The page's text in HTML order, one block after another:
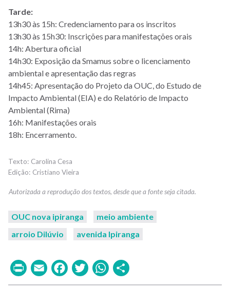
Tarde:
13h30 às 15h: Credenciamento para os inscritos
13h30 às 15h30: Inscrições para manifestações orais
14h: Abertura oficial
14h30: Exposição da Smamus sobre o licenciamento
ambiental e apresentação das regras
14h45: Apresentação do Projeto da OUC, do Estudo de
Impacto Ambiental (EIA) e do Relatório de Impacto
Ambiental (Rima)
16h: Manifestações orais
18h: Encerramento.
Carolina Cesa
Cristiano Vieira
OUC nova ipiranga
meio ambiente
arroio Dilúvio
avenida Ipiranga
PrintEmailFacebook
TwitterWhatsApp